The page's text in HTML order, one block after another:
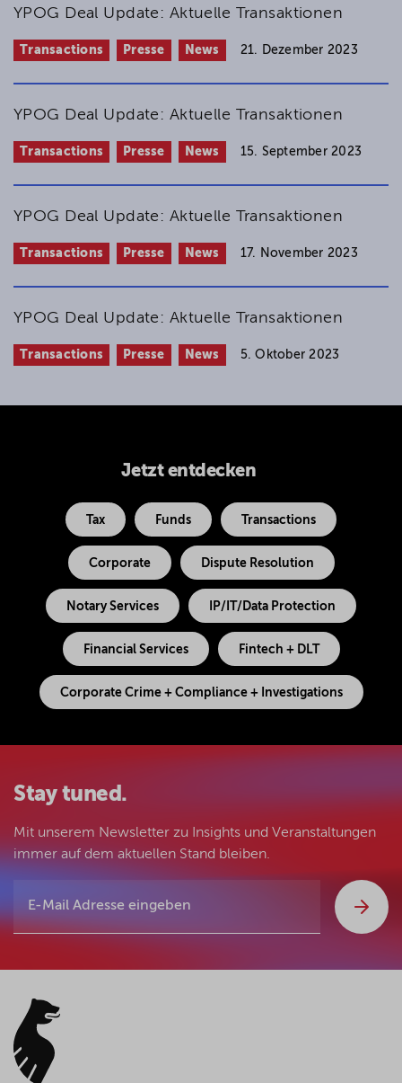
YPOG Deal Update: Aktuelle Transaktionen
Transactions Presse News 21. Dezember 2023
YPOG Deal Update: Aktuelle Transaktionen
Transactions Presse News 15. September 2023
YPOG Deal Update: Aktuelle Transaktionen
Transactions Presse News 17. November 2023
YPOG Deal Update: Aktuelle Transaktionen
Transactions Presse News 5. Oktober 2023
Jetzt entdecken
Tax Funds Transactions
Corporate Dispute Resolution
Notary Services IP/IT/Data Protection
Financial Services Fintech + DLT
Corporate Crime + Compliance + Investigations
Stay tuned.
Mit unserem Newsletter zu Insights und Veranstaltungen
immer auf dem aktuellen Stand bleiben.